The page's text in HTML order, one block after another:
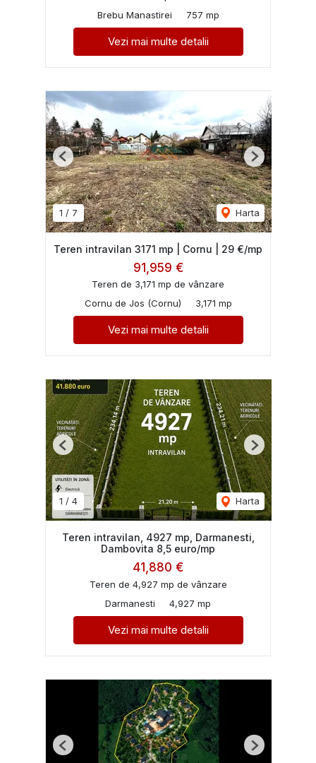
Brebu Manastirei
757 mp
Vezi mai multe detalii
1 / 7 Harta
Previous Next
Teren intravilan 3171 mp | Cornu | 29 €/mp
91,959 €
Teren de 3,171 mp de vânzare
Cornu de Jos (Cornu)
3,171 mp
Vezi mai multe detalii
1 / 4 Harta
Previous Next
Teren intravilan, 4927 mp, Darmanesti,
Dambovita 8,5 euro/mp
41,880 €
Teren de 4,927 mp de vânzare
Darmanesti
4,927 mp
Vezi mai multe detalii
Previous Next